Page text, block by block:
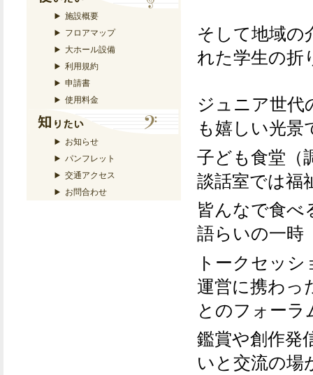
施設概要
フロアマップ
大ホール設備
利用規約
申請書
使用料金
お知らせ
パンフレット
交通アクセス
お問合わせ
そして地域
れた学生の折
ジュニア世代
も嬉しい光景
子ども食堂（
談話室では福
皆んなで食
語らいの一時
トークセッ
運営に携わ
とのフォーラ
鑑賞や創作
いと交流の場